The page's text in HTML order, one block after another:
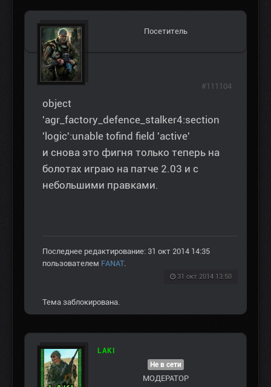
Посетитель
object
'agr_factory_defence_stalker4:section
'logic':unable tofind field 'active'
и снова это фигня только теперь на
болотах играю на патче 2.03 и с
небольшими правками.
Последнее редактирование: 31 окт 2014 14:35
пользователем FANAT.
31 окт 2014 13:50
#111104
Тема заблокирована.
LAKI
Не в сети
МОДЕРАТОР